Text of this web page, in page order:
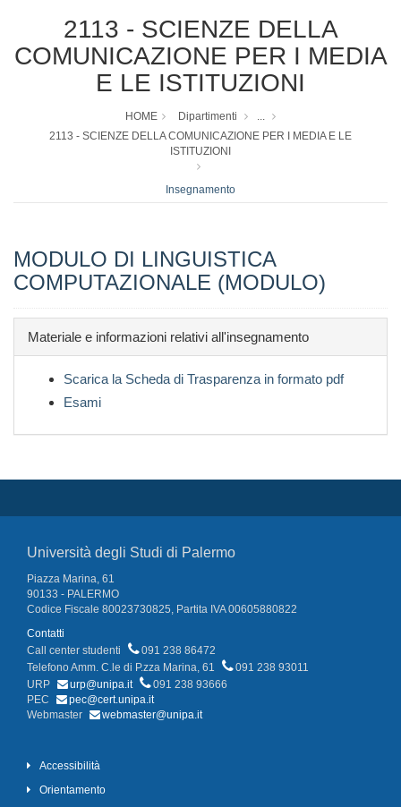
2113 - SCIENZE DELLA
COMUNICAZIONE PER I MEDIA
E LE ISTITUZIONI
HOME Dipartimenti
...
2113 - SCIENZE DELLA COMUNICAZIONE PER I MEDIA E LE
ISTITUZIONI
Insegnamento
MODULO DI LINGUISTICA
COMPUTAZIONALE (MODULO)
Materiale e informazioni relativi all'insegnamento
Scarica la Scheda di Trasparenza in formato pdf
Esami
Università degli Studi di Palermo
Piazza Marina, 61
90133 - PALERMO
Codice Fiscale 80023730825, Partita IVA 00605880822
Contatti
Call center studenti
091 238 86472
Telefono Amm. C.le di P.zza Marina, 61
091 238 93011
URP
urp@unipa.it
091 238 93666
PEC
pec@cert.unipa.it
Webmaster
webmaster@unipa.it
Accessibilità
Orientamento